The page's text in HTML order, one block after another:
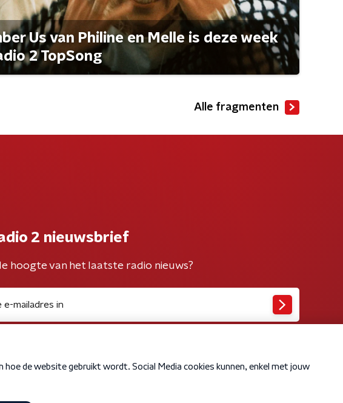
Us van Philine en Melle is deze week
2 TopSong
Alle fragmenten
2 nieuwsbrief
hoogte van het laatste radio nieuws?